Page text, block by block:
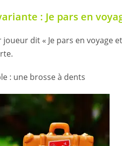
: Je pars en
joueur dit « Je pars en voyage
: une brosse à dents